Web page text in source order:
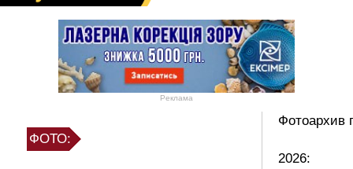
Реклама
ФОТО:
Фотоархив
2026: